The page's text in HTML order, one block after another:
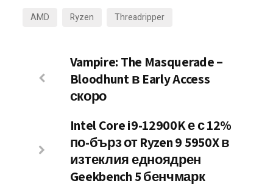
AMD Ryzen Threadripper
Vampire: The Masquerade –
Bloodhunt в Early Access
скоро
Intel Core i9-12900K е с 12%
по-бърз от Ryzen 9 5950X в
изтеклия едноядрен
Geekbench 5 бенчмарк